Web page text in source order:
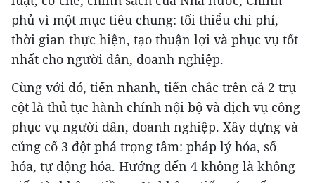
phủ vì một mục tiêu chung: tối thiểu chi phí,
thời gian thực hiện, tạo thuận lợi và phục vụ tốt
nhất cho người dân, doanh nghiệp.
Cùng với đó, tiến nhanh, tiến chắc trên cả 2 trụ
cột là thủ tục hành chính nội bộ và dịch vụ công
phục vụ người dân, doanh nghiệp. Xây dựng và
củng cố 3 đột phá trọng tâm: pháp lý hóa, số
hóa, tự động hóa. Hướng đến 4 không là không